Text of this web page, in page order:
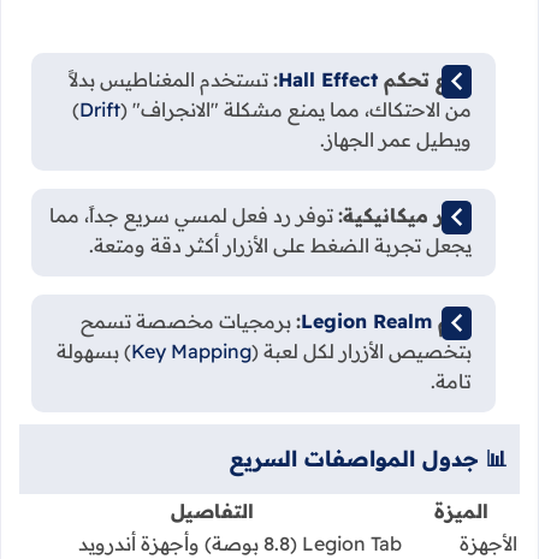
أذرع تحكم Hall Effect
: تستخدم المغناطيس بدلاً
من الاحتكاك، مما يمنع مشكلة "الانجراف" (Drift
)
ويطيل عمر الجهاز.
أزرار ميكانيكية: توفر رد فعل لمسي سريع جداً، مما
يجعل تجربة الضغط على الأزرار أكثر دقة ومتعة.
دعم Legion Realm
: برمجيات مخصصة تسمح
بتخصيص الأزرار لكل لعبة (Key Mapping) بسهولة
تامة.
📊 جدول المواصفات السريع
الميزة
التفاصيل
الأجهزة
Legion Tab (8.8 بوصة) وأجهزة أندرويد